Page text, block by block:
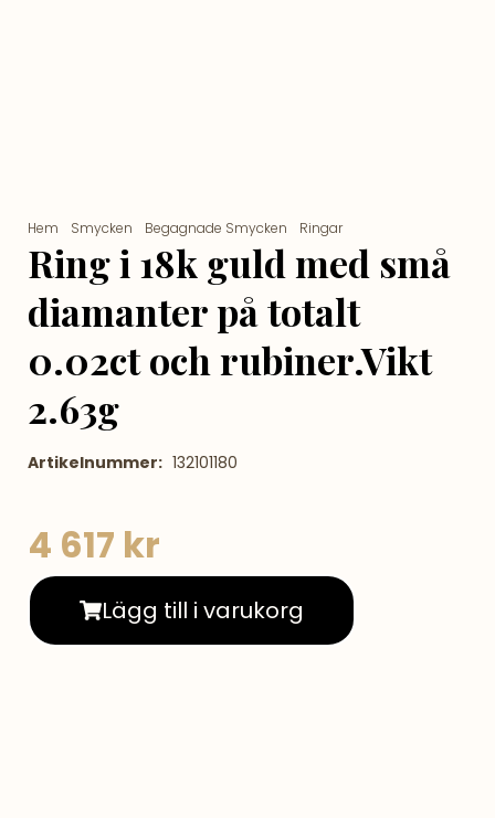
Hem Smycken Begagnade Smycken Ringar/ Ring i 18k guld
med små diamanter på totalt 0.02ct och rubiner.Vikt 2.63g
Ring i 18k guld med små
diamanter på totalt
0.02ct och rubiner.Vikt
2.63g
Artikelnummer: 132101180
4 617 kr
Lägg till i varukorg